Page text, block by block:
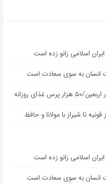
اسلامی زانو زده است
انسان به سوی سعادت است
روزانه
تا شیراز با مولانا و حافظ
اسلامی زانو زده است
انسان به سوی سعادت است